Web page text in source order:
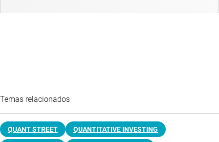
Temas relacionados
QUANT STREET QUANTITATIVE INVESTING